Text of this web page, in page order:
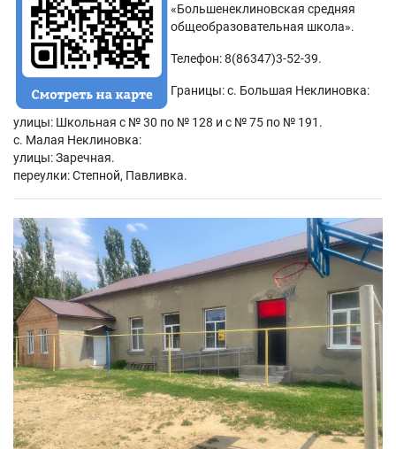
«Большенеклиновская средняя
общеобразовательная школа».
Телефон: 8(86347)3-52-39.
Границы: с. Большая Неклиновка:
улицы: Школьная с № 30 по № 128 и с № 75 по № 191.
с. Малая Неклиновка:
улицы: Заречная.
переулки: Степной, Павливка.